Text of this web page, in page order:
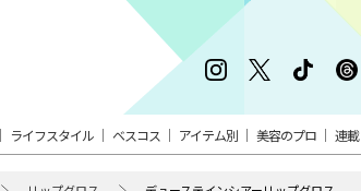
ライフスタイル ベスコス アイテム別 美容のプロ 連載